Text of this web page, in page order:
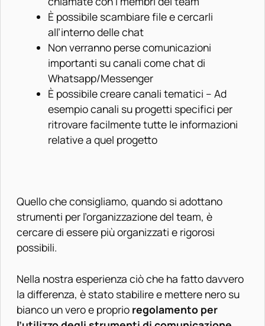
È possibile scambiare file e cercarli
all’interno delle chat
Non verranno perse comunicazioni
importanti su canali come chat di
Whatsapp/Messenger
È possibile creare canali tematici – Ad
esempio canali su progetti specifici per
ritrovare facilmente tutte le informazioni
relative a quel progetto
Quello che consigliamo, quando si adottano
strumenti per l’organizzazione del team, è
cercare di essere più organizzati e rigorosi
possibili.
Nella nostra esperienza ciò che ha fatto davvero
la differenza, è stato stabilire e mettere nero su
bianco un vero e proprio regolamento per